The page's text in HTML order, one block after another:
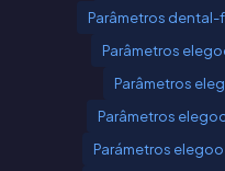
Parâmetros
Parâmetros
Parâmetros
Parâmetros
Parámetros